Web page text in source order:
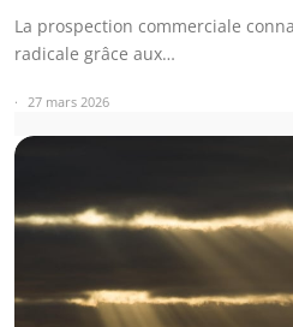
La prospection commerciale
radicale grâce aux…
27 mars 2026